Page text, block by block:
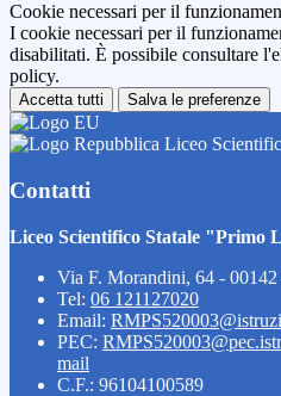
Cookie necessari per il
I cookie necessari per il
disabilitati. È possibile consultare
policy.
Accetta tutti Salva le preferenze
Liceo
Contatti
Liceo Scientifico Statale "Primo
Via F. Morandini, 64 -
Tel: 06 121127020
Email:
PEC:
mail
C.F.: 96104100589